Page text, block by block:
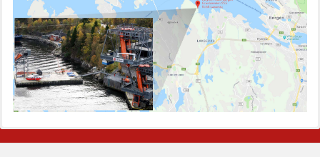
Sliskelivbåt grunnkurs m/E-læring
simulator (OSEBLE008)
Sliskelivbåt repetisjon, simulator
(OSE1302)
Styrketest (OSC152)
Søk og redningslag grunnkurs